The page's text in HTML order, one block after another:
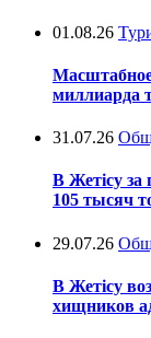
01.08.26
миллиарда
31.07.26
В Жетісу за
105 тысяч
29.07.26
В Жетісу
хищников